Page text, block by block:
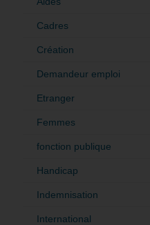
Cadres
Création
Demandeur emploi
Etranger
Femmes
fonction publique
Handicap
Indemnisation
International